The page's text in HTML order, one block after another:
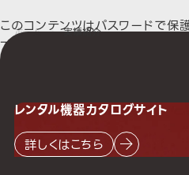
ホーム 実績紹介
このコンテンツはパスワードで保
下にパスワードを入力してください。
レンタル機器カタログサイト
詳しくはこちら